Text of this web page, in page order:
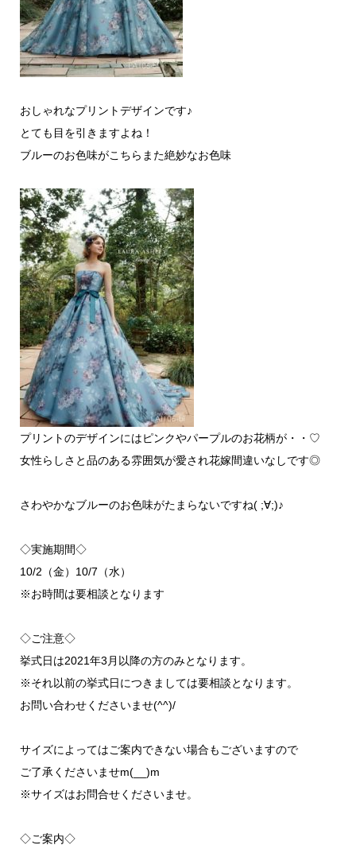
おしゃれなプリントデザインです♪
とても目を引きますよね！
ブルーのお色味がこちらまた絶妙なお色味
プリントのデザインにはピンクやパープルのお花柄が・・♡
女性らしさと品のある雰囲気が愛され花嫁間違いなしです◎
さわやかなブルーのお色味がたまらないですね( ;∀;)♪
◇実施期間◇
10/2（金）10/7（水）
※お時間は要相談となります
◇ご注意◇
挙式日は2021年3月以降の方のみとなります。
※それ以前の挙式日につきましては要相談となります。
お問い合わせくださいませ(^^)/
サイズによってはご案内できない場合もございますので
ご了承くださいませm(__)m
※サイズはお問合せくださいませ。
◇ご案内◇